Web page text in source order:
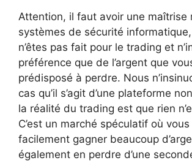
Attention, il faut avoir une maîtrise
systèmes de sécurité
n’êtes pas fait pour le trading et
préférence que de l’argent que
prédisposé à perdre. Nous
cas qu’il s’agit d’une plateforme
la réalité du trading est que rien
C’est un marché spéculatif où
facilement gagner beaucoup
également en perdre d’une